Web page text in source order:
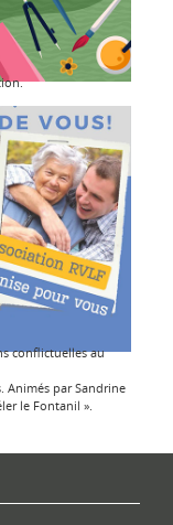
conflictuelles au
Animés par Sandrine
le Fontanil ».